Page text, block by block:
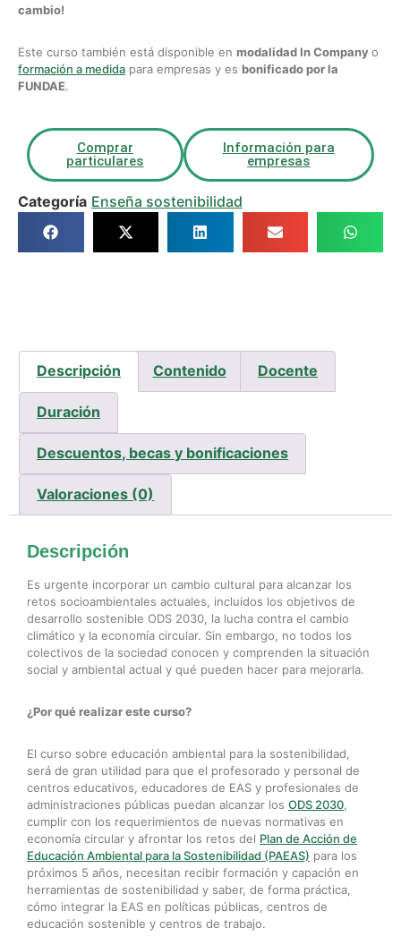
cambio!
Este curso también está disponible en modalidad In Companyo
formación a medida para empresas y es bonificado por la
FUNDAE.
Comprar
particulares
Información para
empresas
Categoría Enseña sostenibilidad
Descripción Contenido Docente
Duración
Descuentos, becas y bonificaciones
Valoraciones (0)
Descripción
Es urgente incorporar un cambio cultural para alcanzar los
retos socioambientales actuales, incluidos los objetivos de
desarrollo sostenible ODS 2030, la lucha contra el cambio
climático y la economía circular. Sin embargo, no todos los
colectivos de la sociedad conocen y comprenden la situación
social y ambiental actual y qué pueden hacer para mejorarla.
¿Por qué realizar este curso?
El curso sobre educación ambiental para la sostenibilidad,
será de gran utilidad para que el profesorado y personal de
centros educativos, educadores de EAS y profesionales de
administraciones públicas puedan alcanzar los ODS 2030,
cumplir con los requerimientos de nuevas normativas en
economía circular y afrontar los retos del Plan de Acción de
Educación Ambiental para la Sostenibilidad (PAEAS) para los
próximos 5 años, necesitan recibir formación y capación en
herramientas de sostenibilidad y saber, de forma práctica,
cómo integrar la EAS en políticas públicas, centros de
educación sostenible y centros de trabajo.